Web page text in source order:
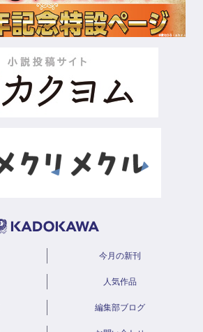
今月の新刊
人気作品
編集部ブログ